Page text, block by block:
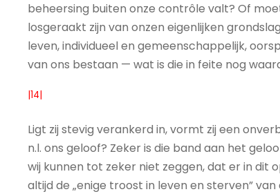
beheersing buiten onze contrôle valt? Of
losgeraakt zijn van onzen eigenlijken
leven, individueel en gemeenschappelijk,
van ons bestaan — wat is die in feite nog
|14|
Ligt zij stevig verankerd in, vormt zij een
n.l. ons geloof? Zeker is die band aan het
wij kunnen tot zeker niet zeggen, dat er in dit
altijd de „enige troost in leven en sterven”